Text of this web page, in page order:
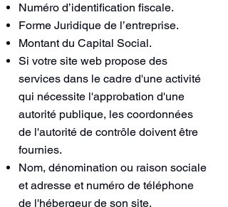
Numéro d’identification fiscale.
Forme Juridique de l’entreprise.
Montant du Capital Social.
Si votre site web propose des
services dans le cadre d'une activité
qui nécessite l'approbation d'une
autorité publique, les coordonnées
de l'autorité de contrôle doivent être
fournies. ​​​
Nom, dénomination ou raison sociale
et adresse et numéro de téléphone
de l'hébergeur de son site.